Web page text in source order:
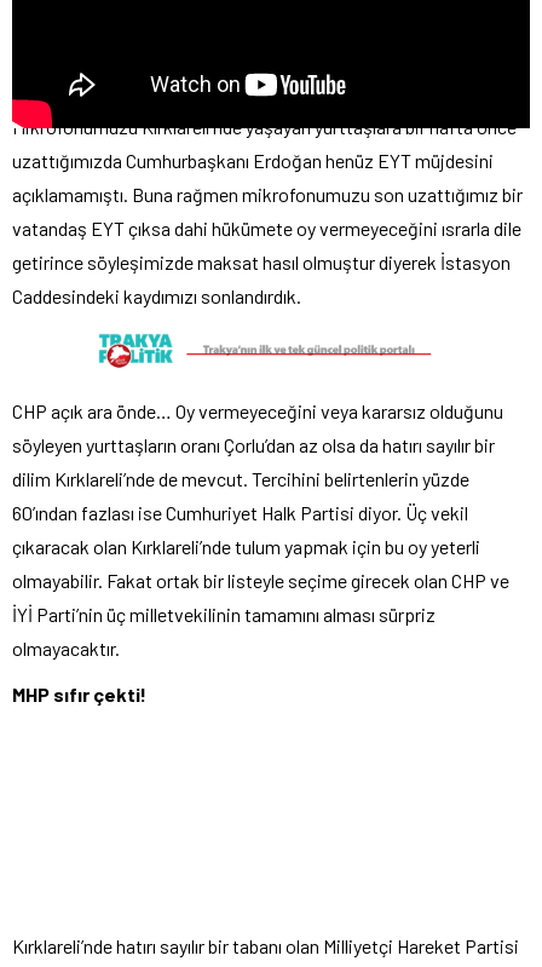
Mikrofonumuzu Kırklareli’nde yaşayan yurttaşlara bir hafta önce
uzattığımızda Cumhurbaşkanı Erdoğan henüz EYT müjdesini
açıklamamıştı. Buna rağmen mikrofonumuzu son uzattığımız bir
vatandaş EYT çıksa dahi hükümete oy vermeyeceğini ısrarla dile
getirince söyleşimizde maksat hasıl olmuştur diyerek İstasyon
Caddesindeki kaydımızı sonlandırdık.
CHP açık ara önde… Oy vermeyeceğini veya kararsız olduğunu
söyleyen yurttaşların oranı Çorlu’dan az olsa da hatırı sayılır bir
dilim Kırklareli’nde de mevcut. Tercihini belirtenlerin yüzde
60’ından fazlası ise Cumhuriyet Halk Partisi diyor. Üç vekil
çıkaracak olan Kırklareli’nde tulum yapmak için bu oy yeterli
olmayabilir. Fakat ortak bir listeyle seçime girecek olan CHP ve
İYİ Parti’nin üç milletvekilinin tamamını alması sürpriz
olmayacaktır.
MHP sıfır çekti!
Kırklareli’nde hatırı sayılır bir tabanı olan Milliyetçi Hareket Partisi